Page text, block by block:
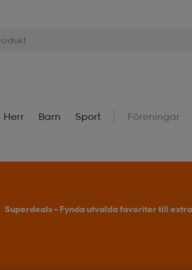
Herr Barn Sport Föreningar
Superdeals – Fynda utvalda favoriter till